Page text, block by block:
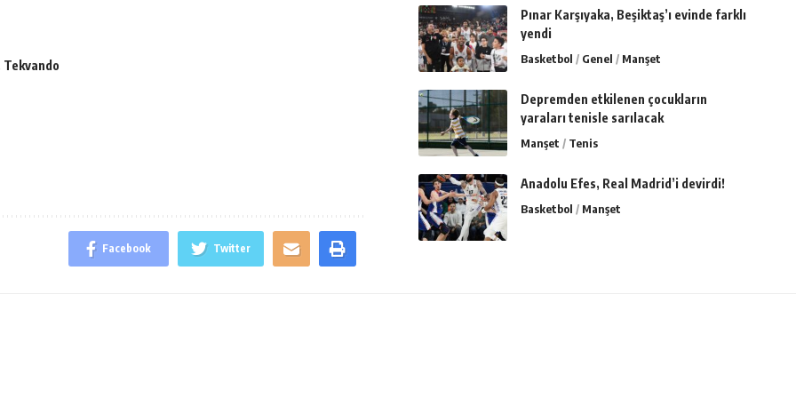
Tekvando
Facebook Twitter
Pınar Karşıyaka, Beşiktaş’ı evinde farklı
yendi
Basketbol Genel Manşet
Depremden etkilenen çocukların
yaraları tenisle sarılacak
Manşet Tenis
Anadolu Efes, Real Madrid’i devirdi!
Basketbol Manşet